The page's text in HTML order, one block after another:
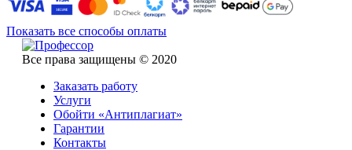
Показать все способы оплаты
Все права защищены © 2020
Заказать работу
Услуги
Обойти «Антиплагиат»
Гарантии
Контакты